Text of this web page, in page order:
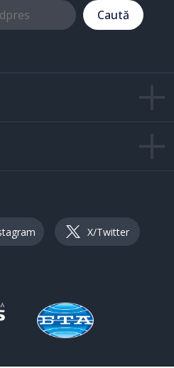
Caută
X/Twitter